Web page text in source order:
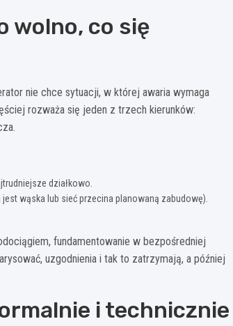
wolno, co się
nie chce sytuacji, w której awaria wymaga
rozważa się jeden z trzech kierunków:
działkowo.
wąska lub sieć przecina planowaną zabudowę).
fundamentowanie w bezpośredniej
uzgodnienia i tak to zatrzymają, a później
i technicznie